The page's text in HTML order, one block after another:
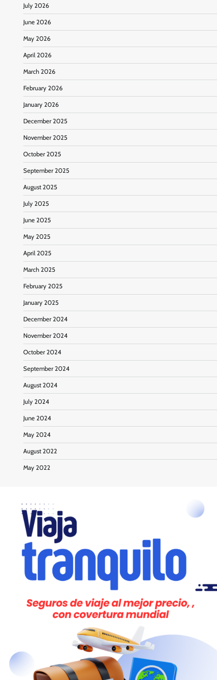
July 2026
June 2026
May 2026
April 2026
March 2026
February 2026
January 2026
December 2025
November 2025
October 2025
September 2025
August 2025
July 2025
June 2025
May 2025
April 2025
March 2025
February 2025
January 2025
December 2024
November 2024
October 2024
September 2024
August 2024
July 2024
June 2024
May 2024
August 2022
May 2022